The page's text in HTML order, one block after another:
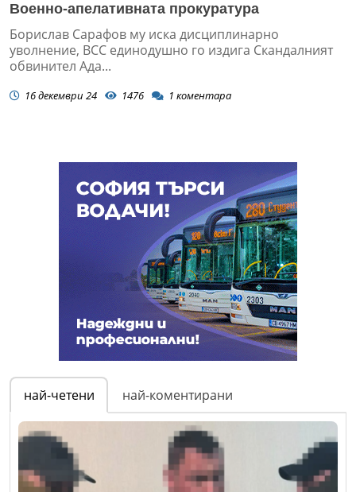
Военно-апелативната прокуратура
Борислав Сарафов му иска дисциплинарно
уволнение, ВСС единодушно го издига Скандалният
обвинител Ада...
16 декември 24 1476 1 коментара
най-четени най-коментирани